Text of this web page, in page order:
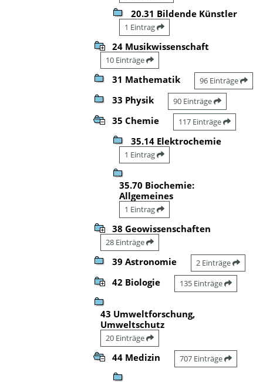
20.31 Bildende Künstler
1 Eintrag
24 Musikwissenschaft
10 Einträge
31 Mathematik 96 Einträge
33 Physik 90 Einträge
35 Chemie 117 Einträge
35.14 Elektrochemie
1 Eintrag
35.70 Biochemie:
Allgemeines
1 Eintrag
38 Geowissenschaften
28 Einträge
39 Astronomie 2 Einträge
42 Biologie 135 Einträge
43 Umweltforschung,
Umweltschutz
20 Einträge
44 Medizin 707 Einträge